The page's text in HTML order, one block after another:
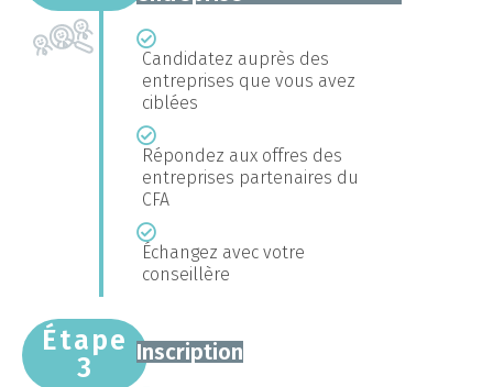
Candidatez auprès des
entreprises que vous avez
ciblées
Répondez aux offres des
entreprises partenaires du
CFA
Échangez avec votre
conseillère
Étape
3
Inscription